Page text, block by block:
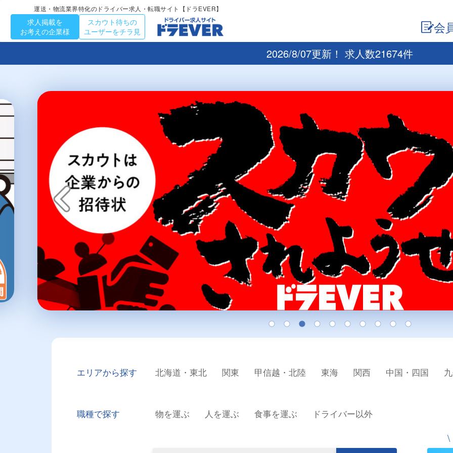
運送・物流業界特化のドライバー求人・転職サイト【ドラEVER】
求人掲載を
お考えの企業様
スカウト待ちの
ユーザーをチラ見
会
2026/8/07更新！ 求人数21674件
エリアから探す 北海道・東北 関東 甲信越・北陸 東海 関西 中国・四国
職種で探す 物を運ぶ 人を運ぶ 食事を運ぶ ドライバー以外